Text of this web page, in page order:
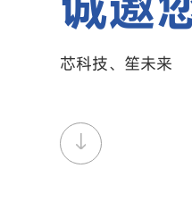
芯科技、笙未来